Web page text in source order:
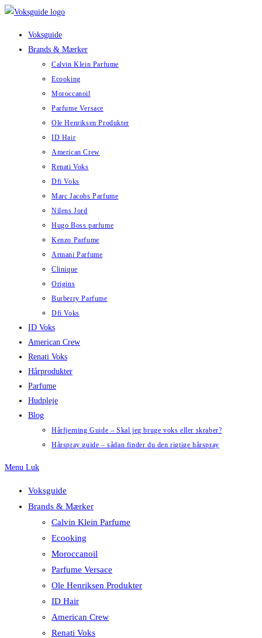
Skip
Voksguide
Brands & Mærker
Calvin Klein Parfume
Ecooking
Moroccanoil
Parfume Versace
Ole Henriksen Produkter
ID Hair
American Crew
Renati Voks
Dfi Voks
Marc Jacobs Parfume
Nilens Jord
Hugo Boss parfume
Kenzo Parfume
Armani Parfume
Clinique
Origins
Burberry Parfume
Dfi Voks
ID Voks
American Crew
Renati Voks
Hårprodukter
Parfume
Hudpleje
Blog
Hårfjerning Guide – Skal jeg bruge voks eller skraber?
Hårspray guide – sådan finder du den rigtige hårspray
Menu Luk
Voksguide
Brands & Mærker
Calvin Klein Parfume
Ecooking
Moroccanoil
Parfume Versace
Ole Henriksen Produkter
ID Hair
American Crew
Renati Voks